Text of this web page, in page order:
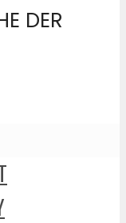
DER